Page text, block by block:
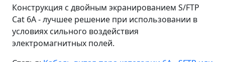
Конструкция с двойным экранированием S/FTP
Cat 6A - лучшее решение при использовании в
условиях сильного воздействия
электромагнитных полей.